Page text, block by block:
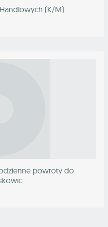
(K/M)
powroty do